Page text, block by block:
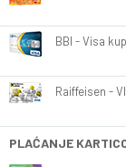
BBI - Visa
Raiffeisen -
PLAĆANJE